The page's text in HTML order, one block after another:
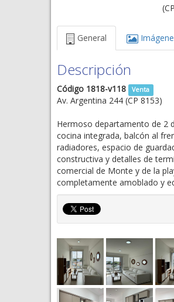
General
Descripción
Código 1818-v118 Venta
Av. Argentina 244 (CP 8153)
Hermoso departamento de 2
cocina integrada, balcón al
radiadores, espacio de
constructiva y detalles de
comercial de Monte y de la
completamente amoblado y